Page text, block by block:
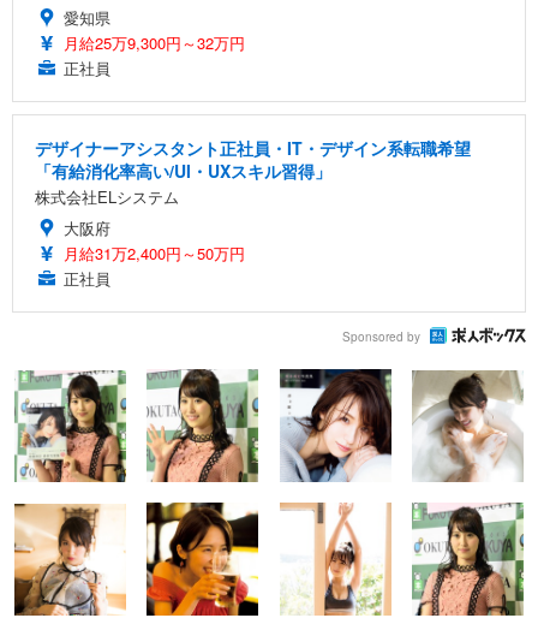
愛知県
月給25万9,300円～32万円
正社員
デザイナーアシスタント正社員・IT・デザイン系転職希望
「有給消化率高い/UI・UXスキル習得」
株式会社ELシステム
大阪府
月給31万2,400円～50万円
正社員
Sponsored by